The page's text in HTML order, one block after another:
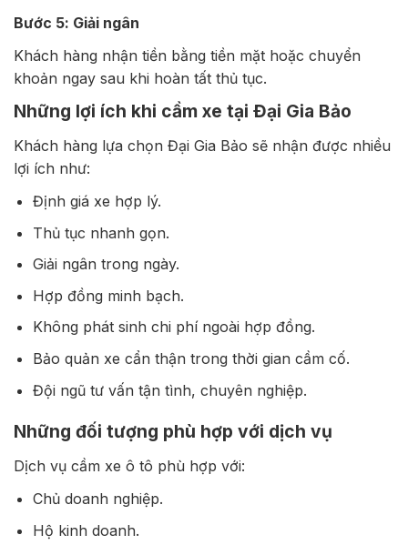
Bước 5: Giải ngân
Khách hàng nhận tiền bằng tiền mặt hoặc chuyển
khoản ngay sau khi hoàn tất thủ tục.
Những lợi ích khi cầm xe tại Đại Gia Bảo
Khách hàng lựa chọn Đại Gia Bảo sẽ nhận được nhiều
lợi ích như:
Định giá xe hợp lý.
Thủ tục nhanh gọn.
Giải ngân trong ngày.
Hợp đồng minh bạch.
Không phát sinh chi phí ngoài hợp đồng.
Bảo quản xe cẩn thận trong thời gian cầm cố.
Đội ngũ tư vấn tận tình, chuyên nghiệp.
Những đối tượng phù hợp với dịch vụ
Dịch vụ cầm xe ô tô phù hợp với:
Chủ doanh nghiệp.
Hộ kinh doanh.